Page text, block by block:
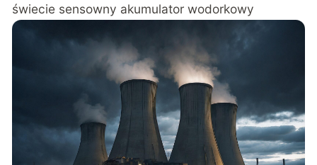
świecie sensowny akumulator wodorkowy